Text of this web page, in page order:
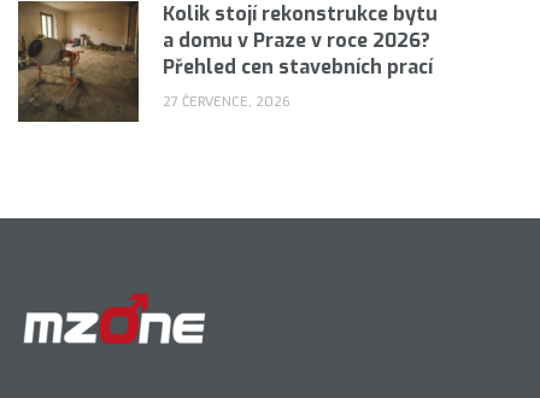
Kolik stojí rekonstrukce bytu
a domu v Praze v roce 2026?
Přehled cen stavebních prací
27 ČERVENCE, 2026